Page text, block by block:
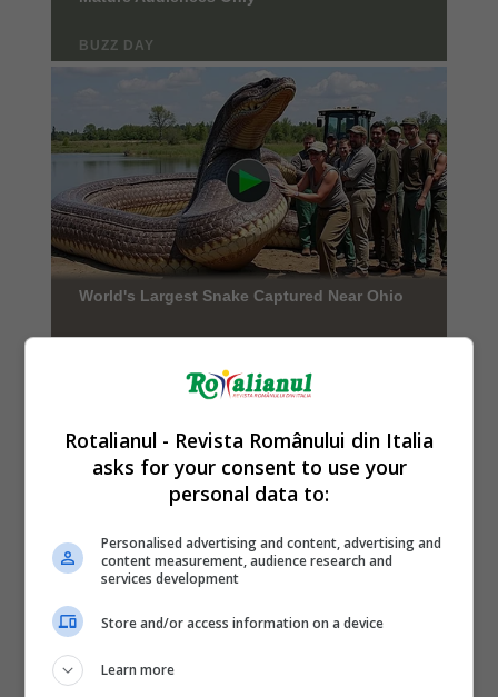
Rotalianul - Revista Românului din Italia
asks for your consent to use your
personal data to:
Personalised advertising and content, advertising and
content measurement, audience research and
services development
Store and/or access information on a device
Learn more